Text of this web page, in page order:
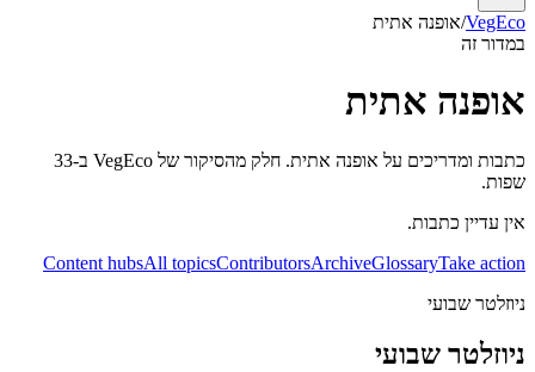
VegEco
/אופנה אתית
במדור זה
אופנה אתית
כתבות ומדריכים על אופנה אתית. חלק מהסיקור של VegEco ב-33
שפות.
אין עדיין כתבות.
Content hubsAll topicsContributorsArchiveGlossaryTake action
ניוזלטר שבועי
ניוזלטר שבועי